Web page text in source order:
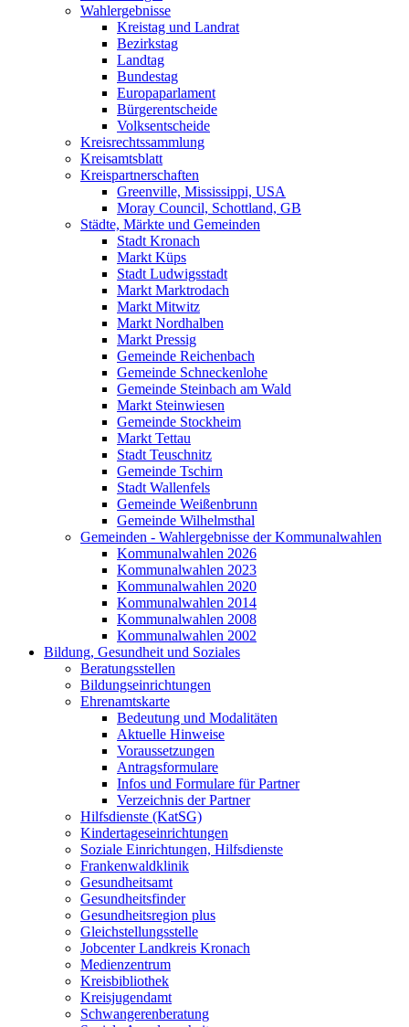
Wahlergebnisse
Kreistag und Landrat
Bezirkstag
Landtag
Bundestag
Europaparlament
Bürgerentscheide
Volksentscheide
Kreisrechtssammlung
Kreisamtsblatt
Kreispartnerschaften
Greenville, Mississippi, USA
Moray Council, Schottland, GB
Städte, Märkte und Gemeinden
Stadt Kronach
Markt Küps
Stadt Ludwigsstadt
Markt Marktrodach
Markt Mitwitz
Markt Nordhalben
Markt Pressig
Gemeinde Reichenbach
Gemeinde Schneckenlohe
Gemeinde Steinbach am Wald
Markt Steinwiesen
Gemeinde Stockheim
Markt Tettau
Stadt Teuschnitz
Gemeinde Tschirn
Stadt Wallenfels
Gemeinde Weißenbrunn
Gemeinde Wilhelmsthal
Gemeinden - Wahlergebnisse der Kommunalwahlen
Kommunalwahlen 2026
Kommunalwahlen 2023
Kommunalwahlen 2020
Kommunalwahlen 2014
Kommunalwahlen 2008
Kommunalwahlen 2002
Bildung, Gesundheit und Soziales
Beratungsstellen
Bildungseinrichtungen
Ehrenamtskarte
Bedeutung und Modalitäten
Aktuelle Hinweise
Voraussetzungen
Antragsformulare
Infos und Formulare für Partner
Verzeichnis der Partner
Hilfsdienste (KatSG)
Kindertageseinrichtungen
Soziale Einrichtungen, Hilfsdienste
Frankenwaldklinik
Gesundheitsamt
Gesundheitsfinder
Gesundheitsregion plus
Gleichstellungsstelle
Jobcenter Landkreis Kronach
Medienzentrum
Kreisbibliothek
Kreisjugendamt
Schwangerenberatung